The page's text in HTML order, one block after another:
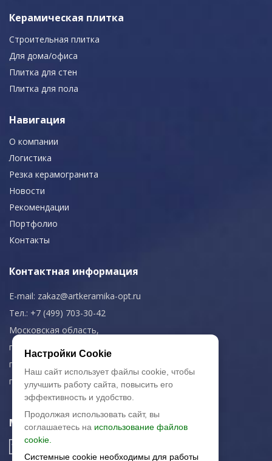
Керамическая плитка
Строительная плитка
Для дома/офиса
Плитка для стен
Плитка для пола
Навигация
О компании
Логистика
Резка керамогранита
Новости
Рекомендации
Портфолио
Контакты
Контактная информация
E-mail: zakaz@artkeramika-opt.ru
Тел.: +7 (499) 703-30-42
Московская область,
г. Красногорск
пн-чт: 09.00-18.00
пт: 09.00-17.00
Мы в соц. сетях
Настройки Cookie
Наш сайт использует файлы cookie, чтобы
улучшить работу сайта, повысить его
эффективность и удобство.
Продолжая использовать сайт, вы
соглашаетесь на использование файлов
cookie.
Системные cookie необходимы для работы